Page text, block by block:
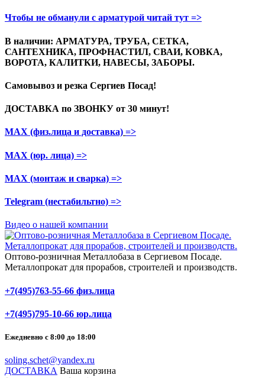
Чтобы не обманули с арматурой читай тут =>
В наличии: АРМАТУРА, ТРУБА, СЕТКА,
САНТЕХНИКА, ПРОФНАСТИЛ, СВАИ, КОВКА,
ВОРОТА, КАЛИТКИ, НАВЕСЫ, ЗАБОРЫ.
Самовывоз и резка Сергиев Посад!
ДОСТАВКА по ЗВОНКУ от 30 минут!
МАХ (физ.лица и доставка) =>
МАХ (юр. лица) =>
МАХ (монтаж и сварка) =>
Telegram (нестабильтно) =>
Видео о нашей компании
Оптово-розничная Металлобаза в Сергиевом Посаде.
Металлопрокат для прорабов, строителей и производств.
+7(495)763-55-66 физ.лица
+7(495)795-10-66 юр.лица
Ежедневно с 8:00 до 18:00
soling.schet@yandex.ru
ДОСТАВКА Ваша корзина